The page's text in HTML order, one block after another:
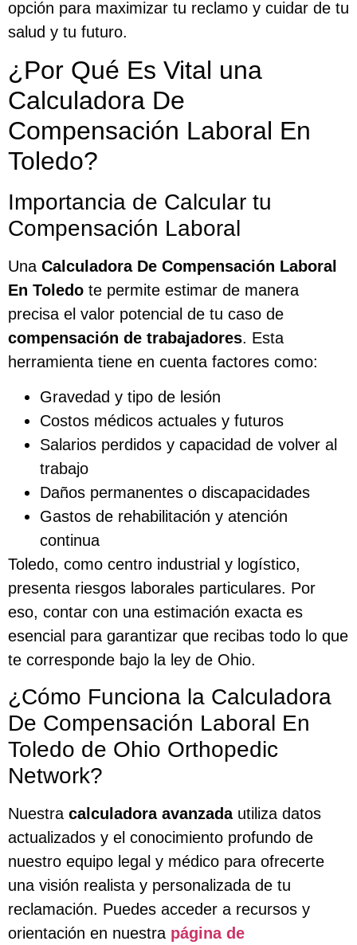
opción para maximizar tu reclamo y cuidar de tu
salud y tu futuro.
¿Por Qué Es Vital una
Calculadora De
Compensación Laboral En
Toledo?
Importancia de Calcular tu
Compensación Laboral
Una Calculadora De Compensación Laboral
En Toledo te permite estimar de manera
precisa el valor potencial de tu caso de
compensación de trabajadores. Esta
herramienta tiene en cuenta factores como:
Gravedad y tipo de lesión
Costos médicos actuales y futuros
Salarios perdidos y capacidad de volver al
trabajo
Daños permanentes o discapacidades
Gastos de rehabilitación y atención
continua
Toledo, como centro industrial y logístico,
presenta riesgos laborales particulares. Por
eso, contar con una estimación exacta es
esencial para garantizar que recibas todo lo que
te corresponde bajo la ley de Ohio.
¿Cómo Funciona la Calculadora
De Compensación Laboral En
Toledo de Ohio Orthopedic
Network?
Nuestra calculadora avanzadautiliza datos
actualizados y el conocimiento profundo de
nuestro equipo legal y médico para ofrecerte
una visión realista y personalizada de tu
reclamación. Puedes acceder a recursos y
orientación en nuestra página de